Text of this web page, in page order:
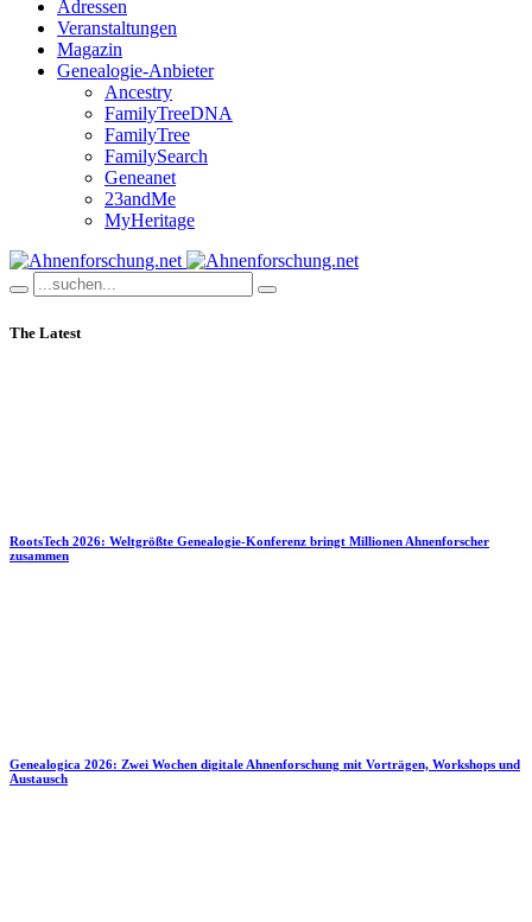
Adressen
Veranstaltungen
Magazin
Genealogie-Anbieter
Ancestry
FamilyTreeDNA
FamilyTree
FamilySearch
Geneanet
23andMe
MyHeritage
The Latest
RootsTech 2026: Weltgrößte Genealogie-Konferenz bringt Millionen Ahnenforscher
zusammen
Genealogica 2026: Zwei Wochen digitale Ahnenforschung mit Vorträgen, Workshops und
Austausch